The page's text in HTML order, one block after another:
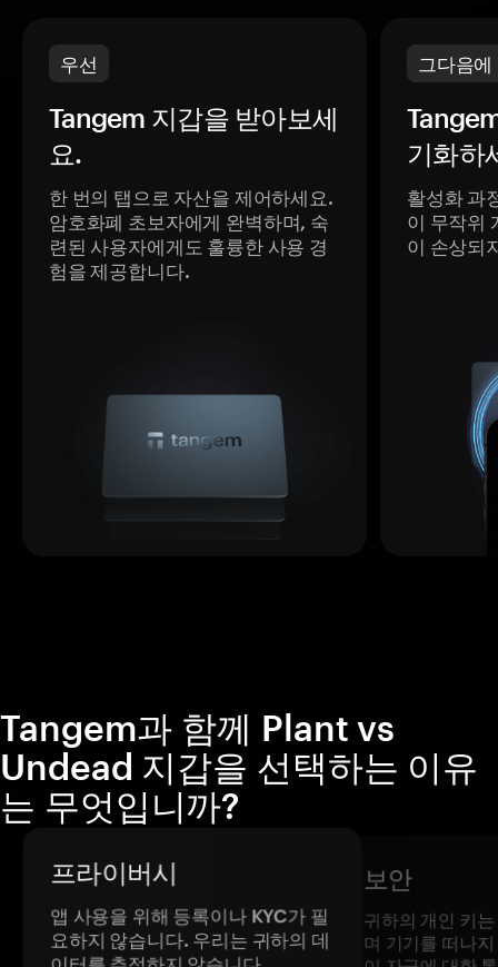
우선
Tangem 지갑을 받아보세
요.
한 번의 탭으로 자산을 제어하세요.
암호화폐 초보자에게 완벽하며, 숙
련된 사용자에게도 훌륭한 사용 경
험을 제공합니다.
그다음에
기화하
활성화 과
이 무작위
이 손상되
Tangem과 함께 Plant vs
Undead 지갑을 선택하는 이유
는 무엇입니까?
프라이버시
앱 사용을 위해 등록이나 KYC가 필
요하지 않습니다. 우리는 귀하의 데
보안
귀하의 개인 키
며 기기를 떠나